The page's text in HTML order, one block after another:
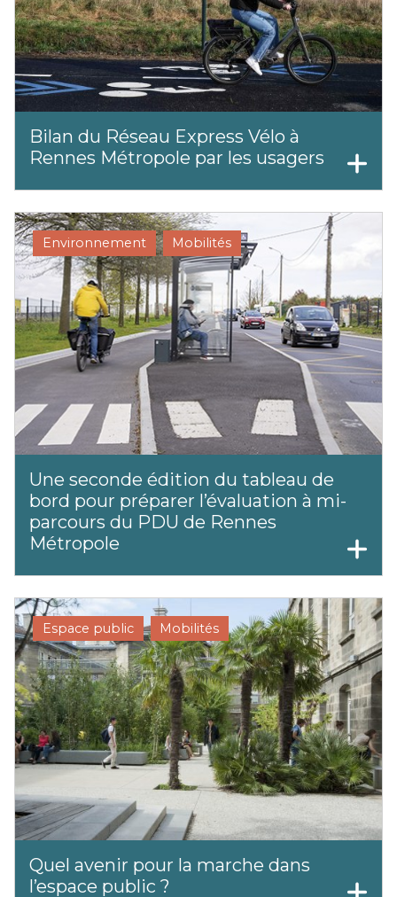
Bilan du Réseau Express Vélo à
Rennes Métropole par les usagers
Environnement Mobilités
Une seconde édition du tableau de
bord pour préparer l’évaluation à mi-
parcours du PDU de Rennes
Métropole
Espace public Mobilités
Quel avenir pour la marche dans
l’espace public ?